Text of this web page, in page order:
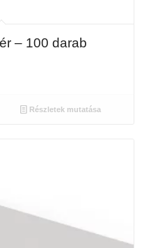
– 100 darab
Részletek mutatása